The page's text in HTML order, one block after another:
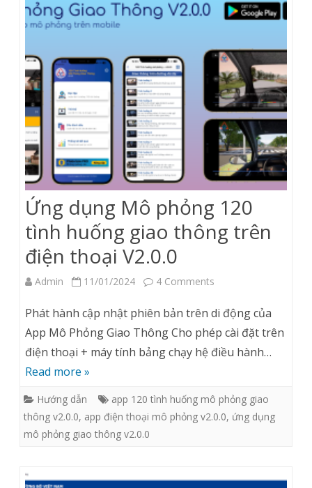
ÔN
MÔ
PHỎNG
phiên
bản
V2.0.0
Ứng dụng Mô phỏng 120
tình huống giao thông trên
điện thoại V2.0.0
Admin 11/01/2024 4 Comments
Ứng
dụng
Mô
120
Phát hành cập nhật phiên bản trên di động của
App Mô Phỏng Giao Thông Cho phép cài đặt trên
điện thoại + máy tính bảng chạy hệ điều hành…
Read more »
Hướng dẫn
app 120 tình huống mô phỏng giao
thông v2.0.0, app điện thoại mô phỏng v2.0.0, ứng dụng
mô phỏng giao thông v2.0.0